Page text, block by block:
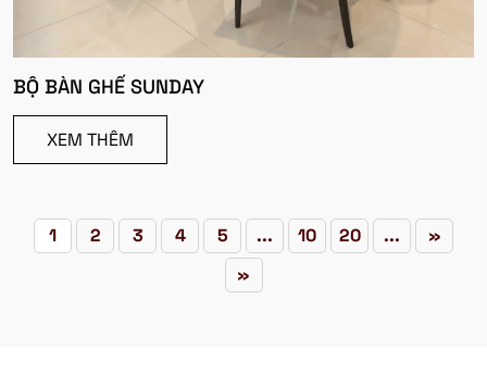
BỘ BÀN GHẾ SUNDAY
XEM THÊM
1 2 3 4 5 ... 10 20 ...
»
»